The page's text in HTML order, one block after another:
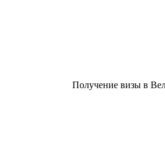
Получение визы в